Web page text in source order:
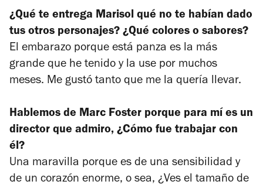
¿Qué te entrega Marisol qué no te habían dado
tus otros personajes? ¿Qué colores o sabores?
El embarazo porque está panza es la más
grande que he tenido y la use por muchos
meses. Me gustó tanto que me la quería llevar.
Hablemos de Marc Foster porque para mí es un
director que admiro, ¿Cómo fue trabajar con
él?
Una maravilla porque es de una sensibilidad y
de un corazón enorme, o sea, ¿Ves el tamaño de